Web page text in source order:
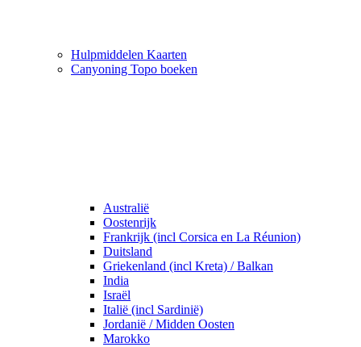
Hulpmiddelen Kaarten
Canyoning Topo boeken
Australië
Oostenrijk
Frankrijk (incl Corsica en La Réunion)
Duitsland
Griekenland (incl Kreta) / Balkan
India
Israël
Italië (incl Sardinië)
Jordanië / Midden Oosten
Marokko